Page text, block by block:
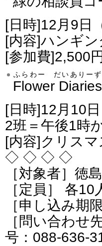
[日時]12月9日
[内容]ハンギ
[参加費]2,500円
Flower Diaries
ふらわー だいありーず
[日時]12月10
2班＝午後1時
◇ ◇ ◇ ◇
［対象者］徳
［定員］ 各10
［申し込み期
［問い合わせ
号：088-636-